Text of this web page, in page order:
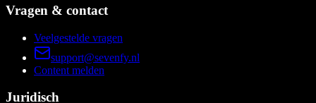
Vragen & contact
Veelgestelde vragen
support@sevenfy.nl
Content melden
Juridisch